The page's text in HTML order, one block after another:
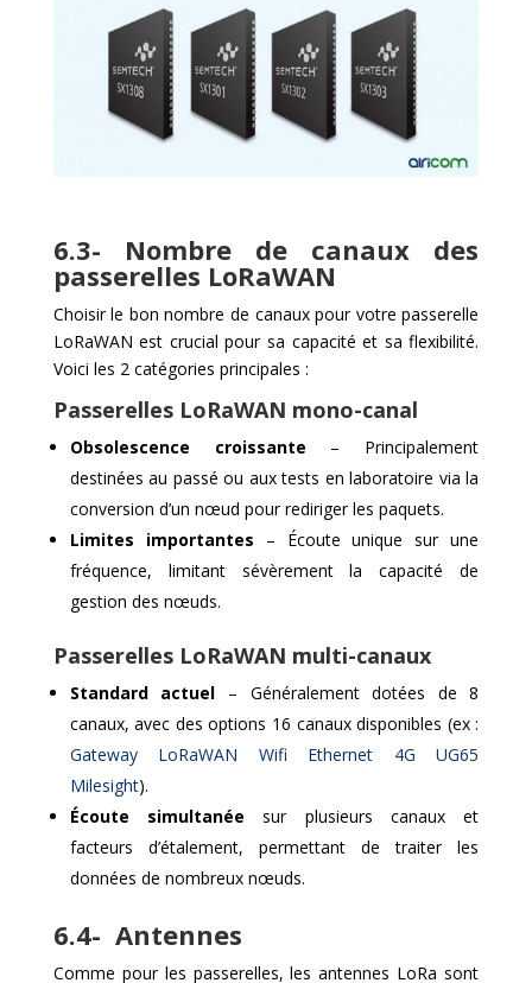
6.3- Nombre de canaux des
passerelles LoRaWAN
Choisir le bon nombre de canaux pour votre passerelle
LoRaWAN est crucial pour sa capacité et sa flexibilité.
Voici les 2 catégories principales :
Passerelles LoRaWAN mono-canal
Obsolescence croissante – Principalement
destinées au passé ou aux tests en laboratoire via la
conversion d’un nœud pour rediriger les paquets.
Limites importantes – Écoute unique sur une
fréquence, limitant sévèrement la capacité de
gestion des nœuds.
Passerelles LoRaWAN multi-canaux
Standard actuel – Généralement dotées de 8
canaux, avec des options 16 canaux disponibles (ex :
Gateway LoRaWAN Wifi Ethernet 4G UG65
Milesight).
Écoute simultanée sur plusieurs canaux et
facteurs d’étalement, permettant de traiter les
données de nombreux nœuds.
6.4- Antennes
Comme pour les passerelles, les antennes LoRa sont